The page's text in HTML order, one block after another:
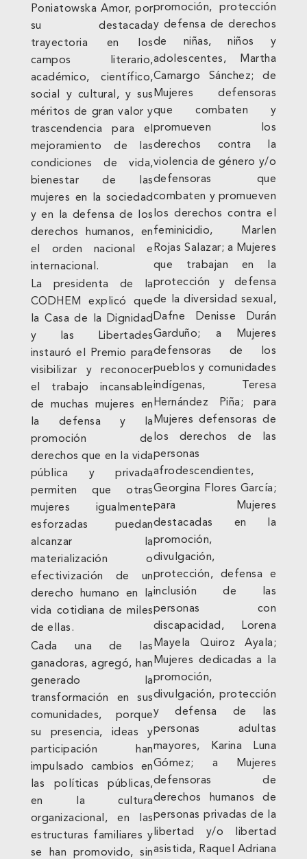
Poniatowska Amor, por
su destacada
trayectoria en los
campos literario,
académico, científico,
social y cultural, y sus
méritos de gran valor y
trascendencia para el
mejoramiento de las
condiciones de vida,
bienestar de las
mujeres en la sociedad
y en la defensa de los
derechos humanos, en
el orden nacional e
internacional.
La presidenta de la
CODHEM explicó que
la Casa de la Dignidad
y las Libertades
instauró el Premio para
visibilizar y reconocer
el trabajo incansable
de muchas mujeres en
la defensa y la
promoción de
derechos que en la vida
pública y privada
permiten que otras
mujeres igualmente
esforzadas puedan
alcanzar la
materialización o
efectivización de un
derecho humano en la
vida cotidiana de miles
de ellas.
Cada una de las
ganadoras, agregó, han
generado la
transformación en sus
comunidades, porque
su presencia, ideas y
participación han
impulsado cambios en
las políticas públicas,
en la cultura
organizacional, en las
estructuras familiares y
se han promovido, sin
promoción, protección
y defensa de derechos
de niñas, niños y
adolescentes, Martha
Camargo Sánchez; de
Mujeres defensoras
que combaten y
promueven los
derechos contra la
violencia de género y/o
defensoras que
combaten y promueven
los derechos contra el
feminicidio, Marlen
Rojas Salazar; a Mujeres
que trabajan en la
protección y defensa
de la diversidad sexual,
Dafne Denisse Durán
Garduño; a Mujeres
defensoras de los
pueblos y comunidades
indígenas, Teresa
Hernández Piña; para
Mujeres defensoras de
los derechos de las
personas
afrodescendientes,
Georgina Flores García;
para Mujeres
destacadas en la
promoción,
divulgación,
protección, defensa e
inclusión de las
personas con
discapacidad, Lorena
Mayela Quiroz Ayala;
Mujeres dedicadas a la
promoción,
divulgación, protección
y defensa de las
personas adultas
mayores, Karina Luna
Gómez; a Mujeres
defensoras de
derechos humanos de
personas privadas de la
libertad y/o libertad
asistida, Raquel Adriana